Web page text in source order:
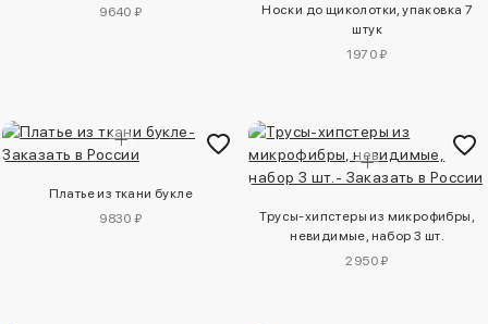
9640 ₽
Носки до щиколотки, упаковка 7
штук
1970 ₽
Платье из ткани букле
9830 ₽
Трусы-хипстеры из микрофибры,
невидимые, набор 3 шт.
2950 ₽